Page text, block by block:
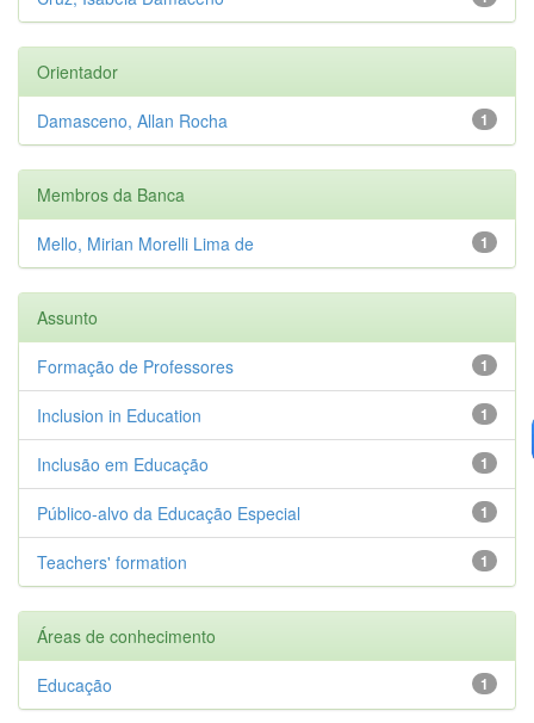
Orientador
1
Damasceno, Allan Rocha
Membros da Banca
1
Mello, Mirian Morelli Lima de
Assunto
1
Formação de Professores
1
Inclusion in Education
1
Inclusão em Educação
1
Público-alvo da Educação Especial
1
Teachers' formation
Áreas de conhecimento
1
Educação